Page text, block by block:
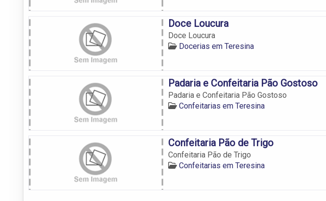
Doce Loucura
Doce Loucura
Docerias em Teresina
Padaria e Confeitaria Pão Gostoso
Padaria e Confeitaria Pão Gostoso
Confeitarias em Teresina
Confeitaria Pão de Trigo
Confeitaria Pão de Trigo
Confeitarias em Teresina